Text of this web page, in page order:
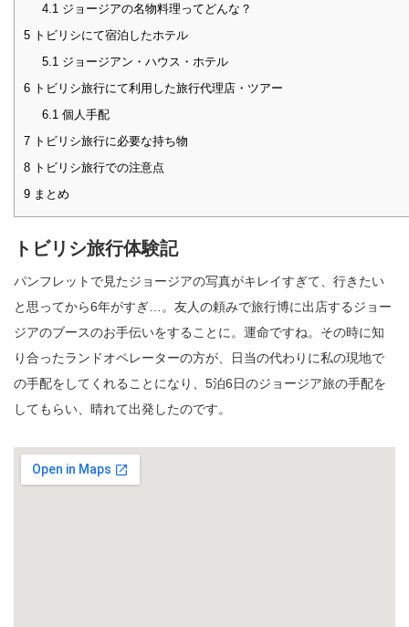
4.1 ジョージアの名物料理ってどんな？
5 トビリシにて宿泊したホテル
5.1 ジョージアン・ハウス・ホテル
6 トビリシ旅行にて利用した旅行代理店・ツアー
6.1 個人手配
7 トビリシ旅行に必要な持ち物
8 トビリシ旅行での注意点
9 まとめ
トビリシ旅行体験記
パンフレットで見たジョージアの写真がキレイすぎて、行きたい
と思ってから6年がすぎ…。友人の頼みで旅行博に出店するジョー
ジアのブースのお手伝いをすることに。運命ですね。その時に知
り合ったランドオペレーターの方が、日当の代わりに私の現地で
の手配をしてくれることになり、5泊6日のジョージア旅の手配を
してもらい、晴れて出発したのです。